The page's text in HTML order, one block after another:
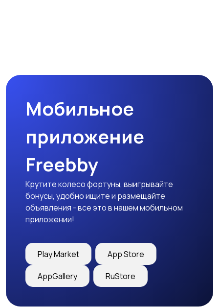
Мобильное
приложение
Freebby
Крутите колесо фортуны, выигрывайте
бонусы, удобно ищите и размещайте
объявления - все это в нашем мобильном
приложении!
Play Market App Store
AppGallery RuStore